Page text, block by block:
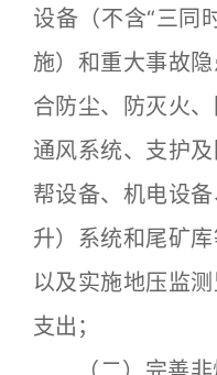
设备（不含“三同
施）和重大事故
合防尘、防灭火、
通风系统、支护
帮设备、机电设
升）系统和尾矿
以及实施地压监
支出；